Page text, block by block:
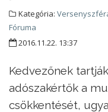
Kategória:
Fóruma
2016.11.22. 13:37
Kedvezőnek
adószakértők a
csökkentését,